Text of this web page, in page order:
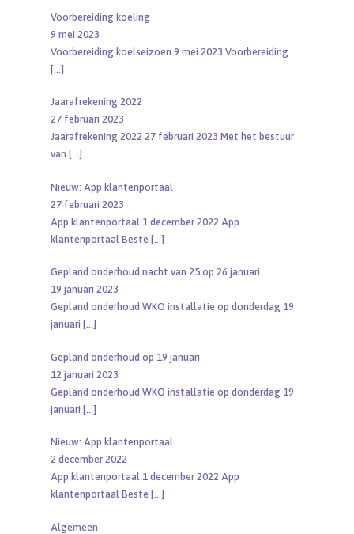
Voorbereiding koeling
9 mei 2023
Voorbereiding koelseizoen 9 mei 2023 Voorbereiding
[…]
Jaarafrekening 2022
27 februari 2023
Jaarafrekening 2022 27 februari 2023 Met het bestuur
van […]
Nieuw: App klantenportaal
27 februari 2023
App klantenportaal 1 december 2022 App
klantenportaal Beste […]
Gepland onderhoud nacht van 25 op 26 januari
19 januari 2023
Gepland onderhoud WKO installatie op donderdag 19
januari […]
Gepland onderhoud op 19 januari
12 januari 2023
Gepland onderhoud WKO installatie op donderdag 19
januari […]
Nieuw: App klantenportaal
2 december 2022
App klantenportaal 1 december 2022 App
klantenportaal Beste […]
Algemeen